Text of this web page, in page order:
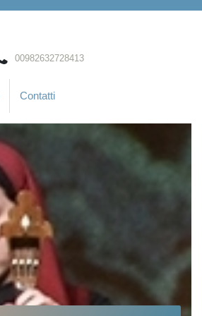
00982632728413
Contatti